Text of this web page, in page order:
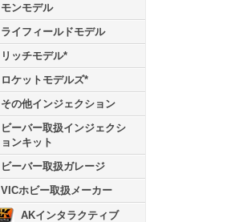
モンモデル
ライフィールドモデル
リッチモデル*
ロケットモデルズ*
その他インジェクション
ビーバー取扱インジェクシ
ョンキット
ビーバー取扱ガレージ
VICホビー取扱メーカー
AKインタラクティブ